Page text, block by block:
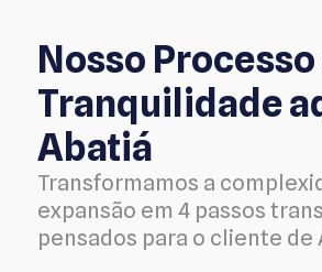
Nosso Processo
Tranquilidade
Abatiá
Transformamos a
expansão em 4 passos
pensados para o cliente de